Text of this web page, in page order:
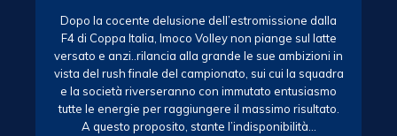
Dopo la cocente delusione dell’estromissione dalla
F4 di Coppa Italia, Imoco Volley non piange sul latte
versato e anzi..rilancia alla grande le sue ambizioni in
vista del rush finale del campionato, sui cui la squadra
e la società riverseranno con immutato entusiasmo
tutte le energie per raggiungere il massimo risultato.
A questo proposito, stante l’indisponibilità…